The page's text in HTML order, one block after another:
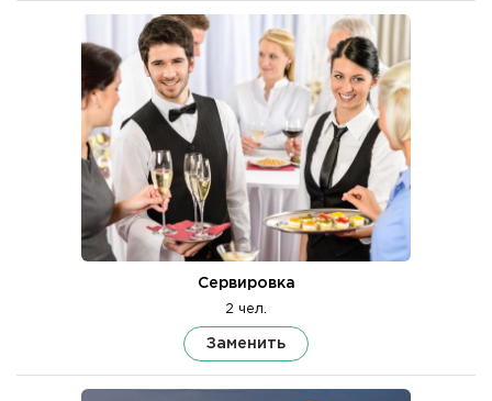
Сервировка
2 чел.
Заменить